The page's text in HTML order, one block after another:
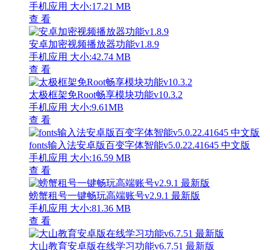
手机应用 大小:17.21 MB
查 看
安卓加密视频播放器功能v1.8.9
手机应用 大小:42.74 MB
查 看
太极框架免Root畅享模块功能v10.3.2
手机应用 大小:9.61MB
查 看
fonts输入法安卓版百变字体智能v5.0.22.41645 中文版
手机应用 大小:16.59 MB
查 看
螃蟹租号一键畅玩高端账号v2.9.1 最新版
手机应用 大小:81.36 MB
查 看
大山教育安卓版在线学习功能v6.7.51 最新版